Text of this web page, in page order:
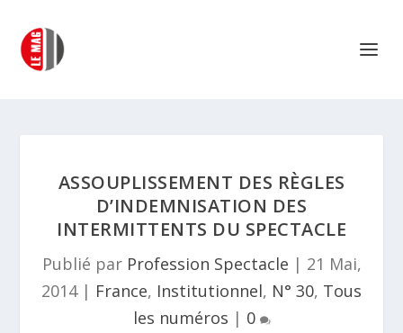
ASSOUPLISSEMENT DES RÈGLES
D’INDEMNISATION DES
INTERMITTENTS DU SPECTACLE
Publié par Profession Spectacle | 21 Mai,
2014| France, Institutionnel, N° 30, Tous
les numéros | 0